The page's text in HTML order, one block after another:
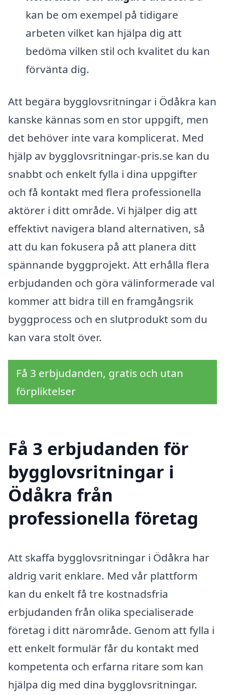
kan be om exempel på tidigare
arbeten vilket kan hjälpa dig att
bedöma vilken stil och kvalitet du kan
förvänta dig.
Att begära bygglovsritningar i Ödåkra kan
kanske kännas som en stor uppgift, men
det behöver inte vara komplicerat. Med
hjälp av bygglovsritningar-pris.se kan du
snabbt och enkelt fylla i dina uppgifter
och få kontakt med flera professionella
aktörer i ditt område. Vi hjälper dig att
effektivt navigera bland alternativen, så
att du kan fokusera på att planera ditt
spännande byggprojekt. Att erhålla flera
erbjudanden och göra välinformerade val
kommer att bidra till en framgångsrik
byggprocess och en slutprodukt som du
kan vara stolt över.
Få 3 erbjudanden, gratis och utan
förpliktelser
Få 3 erbjudanden för
bygglovsritningar i
Ödåkra från
professionella företag
Att skaffa bygglovsritningar i Ödåkra har
aldrig varit enklare. Med vår plattform
kan du enkelt få tre kostnadsfria
erbjudanden från olika specialiserade
företag i ditt närområde. Genom att fylla i
ett enkelt formulär får du kontakt med
kompetenta och erfarna ritare som kan
hjälpa dig med dina bygglovsritningar.